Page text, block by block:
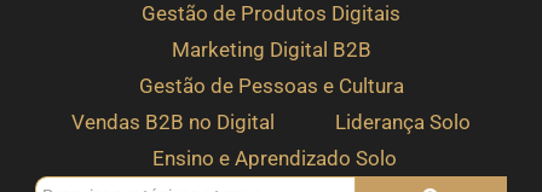
Gestão de Produtos Digitais
Marketing Digital B2B
Gestão de Pessoas e Cultura
Vendas B2B no Digital
Liderança Solo
Ensino e Aprendizado Solo